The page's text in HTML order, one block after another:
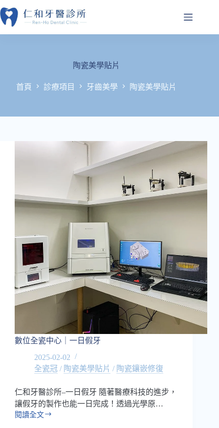
跳
至
陶瓷美學貼片
首頁 診療項目 牙齒美學 陶瓷美學貼片
數位全瓷中心｜一日假牙
2025-02-02
全瓷冠 / 陶瓷美學貼片 / 陶瓷鑲嵌修復
仁和牙醫診所–一日假牙 隨著醫療科技的進步，
讓假牙的製作也能一日完成！透過光學原…
閱讀全文
數